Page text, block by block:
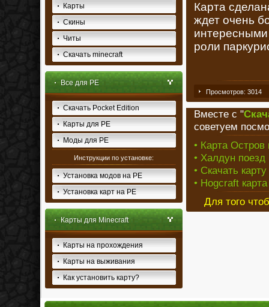
Карты
Скины
Читы
Скачать minecraft
Все для PE
Скачать Pocket Edition
Карты для PE
Моды для PE
Инструкции по установке:
Установка модов на PE
Установка карт на PE
Карты для Minecraft
Карты на прохождения
Карты на выживания
Как установить карту?
Карта
ждет очень
роли
Просмотров: 3014
Вместе с "
советуем
• Карта
• Халдун
• Скачать
• Hogcraft
Для того